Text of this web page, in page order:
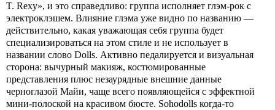
T. Rexy», и это справедливо: группа исполняет глэм-рок с
электроклэшем. Влияние глэма уже видно по названию —
действительно, какая уважающая себя группа будет
специализироваться на этом стиле и не использует в
названии слово Dolls. Активно педалируется и визуальная
сторона: вычурный макияж, костюмированные
представления плюс незаурядные внешние данные
черноглазой Майи, чаще всего появляющейся с эффектной
мини-полоской на красивом бюсте. Sohodolls когда-то